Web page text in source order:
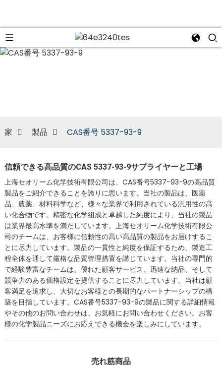
家 製品 CAS番号 5337-93-9
信頼できる高品質のCAS 5337-93-9サプライヤーと工場
上海セオリーム化学技術有限公司は、CAS番号5337-93-9の高品質
製品をご紹介できることを誇りに思います。当社の製品は、医薬
品、農薬、材料科学など、様々な業界で利用されている汎用性の高
い化合物です。精密な化学組成と卓越した純度により、当社の製品
は業界最高水準を満たしています。上海セオリーム化学技術有限公
司のチームは、お客様に信頼性の高い高品質の製品をお届けするこ
とに尽力しています。製品の一貫性と純度を保証するため、製造工
程全体を通して厳格な品質管理措置を講じています。当社の専門的
で経験豊富なチームは、優れた顧客サービス、迅速な納品、そして
競争力のある価格設定を提供することに尽力しています。当社は顧
客満足を追求し、大切なお客様との長期的なパートナーシップの構
築を目指しています。CAS番号5337-93-9の製品に関する詳細情報
やその他のお問い合わせは、お気軽にお問い合わせください。お客
様の化学製品ニーズにお応えできる機会を楽しみにしています。
売れ筋商品